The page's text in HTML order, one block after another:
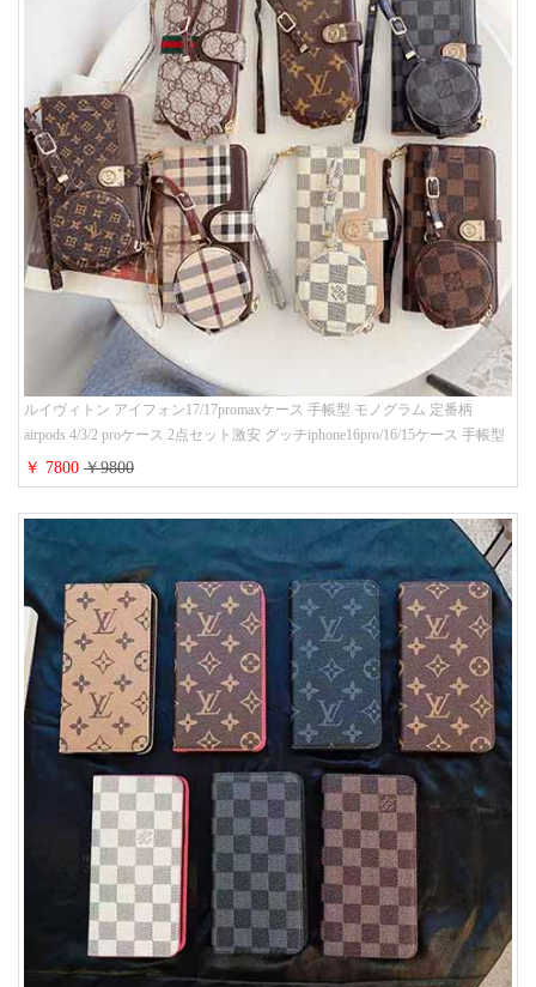
ルイヴィトン アイフォン17/17promaxケース 手帳型 モノグラム 定番柄
airpods 4/3/2 proケース 2点セット激安 グッチiphone16pro/16/15ケース 手帳型
財布カード入り 多機能 ハイ ブランド Galaxy S25/S24/S23手帳カバー おすす
め
￥ 7800￥9800